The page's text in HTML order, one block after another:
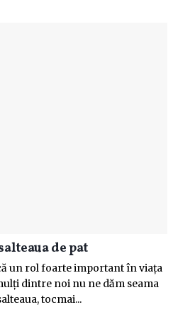
de pat
un rol foarte important în viața
dintre noi nu ne dăm seama
tocmai...